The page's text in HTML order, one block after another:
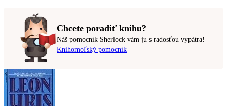
Chcete poradiť knihu?
Náš pomocník Sherlock vám ju s radosťou vypátra!
Knihomoľský pomocník